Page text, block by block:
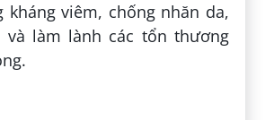
kháng viêm, chống nhăn da,
và làm lành các tổn thương